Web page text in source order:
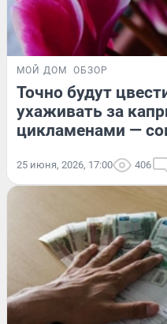
МОЙ ДОМ ОБЗОР
Точно будут
ухаживать за
цикламенами —
25 июня, 2026, 17:00 406